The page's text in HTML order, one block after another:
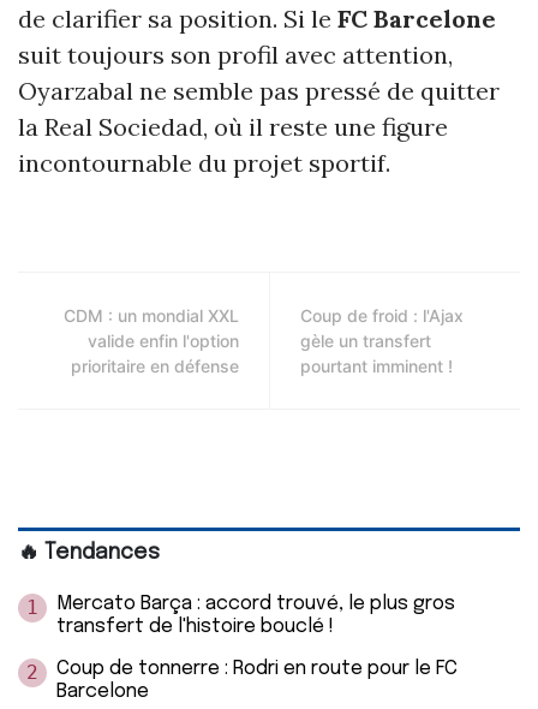
de clarifier sa position. Si le FC Barcelone
suit toujours son profil avec attention,
Oyarzabal ne semble pas pressé de quitter
la Real Sociedad, où il reste une figure
incontournable du projet sportif.
CDM : un mondial XXL
valide enfin l'option
prioritaire en défense
Coup de froid : l'Ajax
gèle un transfert
pourtant imminent !
🔥 Tendances
1
Mercato Barça : accord trouvé, le plus gros
transfert de l'histoire bouclé !
2
Coup de tonnerre : Rodri en route pour le FC
Barcelone